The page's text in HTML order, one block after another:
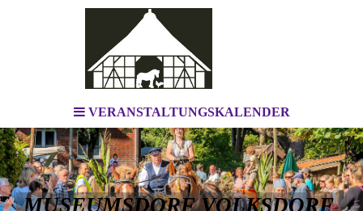
VERANSTALTUNGSKALENDER
MUSEUMSDORF VOLKSDORF